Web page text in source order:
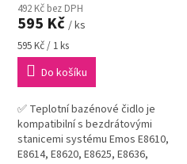
492 Kč bez DPH
595 Kč / ks
Měrná
cena:
595 Kč / 1 ks
Do košíku
✅ Teplotní bazénové čidlo je
kompatibilní s bezdrátovými
stanicemi systému Emos E8610,
E8614, E8620, E8625, E8636,